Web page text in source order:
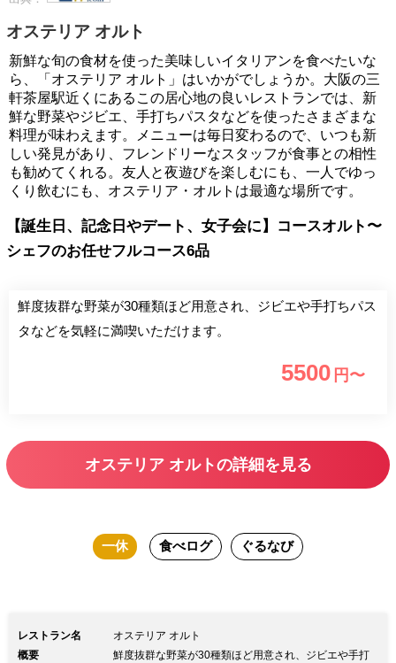
オステリア オルト
新鮮な旬の食材を使った美味しいイタリアンを食べたいな
ら、「オステリア オルト」はいかがでしょうか。大阪の三
軒茶屋駅近くにあるこの居心地の良いレストランでは、新
鮮な野菜やジビエ、手打ちパスタなどを使ったさまざまな
料理が味わえます。メニューは毎日変わるので、いつも新
しい発見があり、フレンドリーなスタッフが食事との相性
も勧めてくれる。友人と夜遊びを楽しむにも、一人でゆっ
くり飲むにも、オステリア・オルトは最適な場所です。
【誕生日、記念日やデート、女子会に】コースオルト〜
シェフのお任せフルコース6品
鮮度抜群な野菜が30種類ほど用意され、ジビエや手打ちパス
タなどを気軽に満喫いただけます。
5500 円〜
オステリア オルトの詳細を見る
一休 食べログ ぐるなび
レストラン名
オステリア オルト
概要
鮮度抜群な野菜が30種類ほど用意され、ジビエや手打